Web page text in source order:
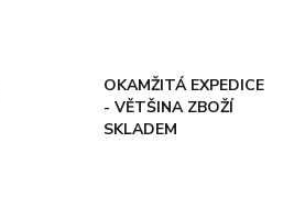
OKAMŽITÁ EXPEDICE
- VĚTŠINA ZBOŽÍ
SKLADEM